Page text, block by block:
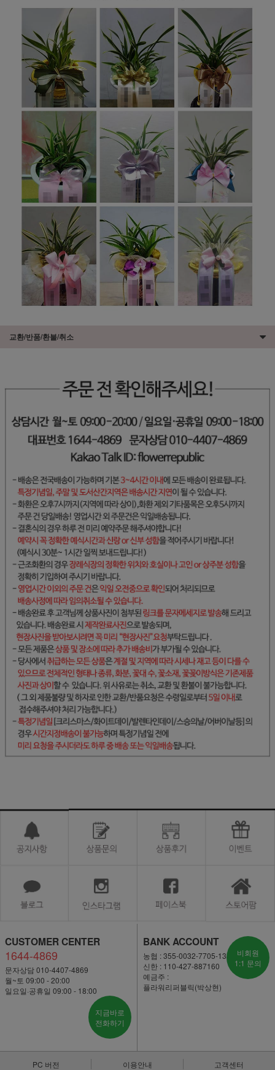
교환/반품/환불/취소
CUSTOMER CENTER
1644-4869
문자상담 010-4407-4869
월~토 09:00 - 20:00
일요일·공휴일 09:00 - 18:00
지금바로
전화하기
BANK ACCOUNT
농협 : 355-0032-7705-13
신한 : 110-427-887160
예금주 :
플라워리퍼블릭(박상현)
비회원
1:1 문의
PC 버전 이용안내 고객센터